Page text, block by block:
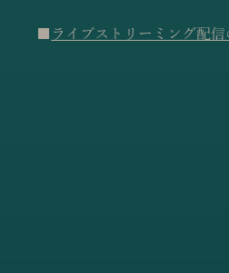
ライブストリーミング配